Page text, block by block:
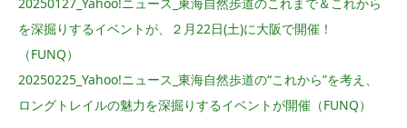
を深掘りするイベントが、２月22日(土)に大阪で開催！
（FUNQ）
20250225_Yahoo!ニュース_東海自然歩道の“これから”を考え、
ロングトレイルの魅力を深掘りするイベントが開催（FUNQ）